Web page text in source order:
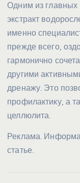
Одним из главных
экстракт
именно
прежде всего,
гармонично
другими
дренажу. Это
профилактику, а
целлюлита.
Реклама.
статье.